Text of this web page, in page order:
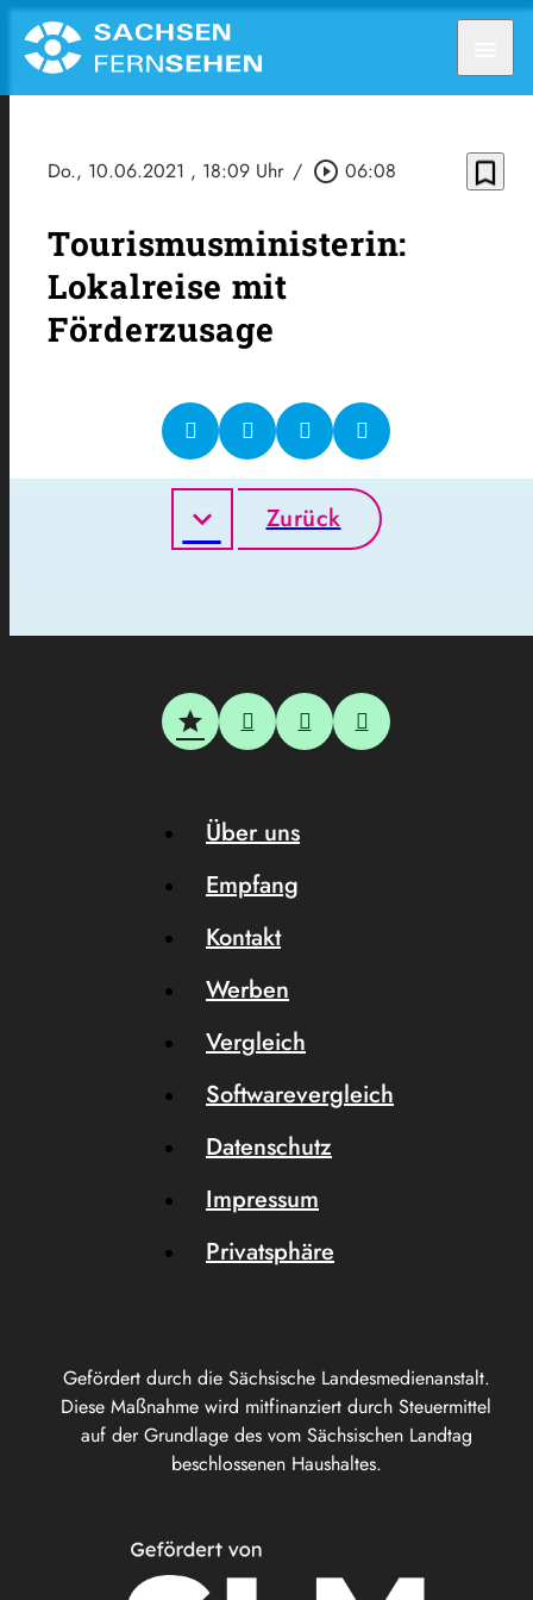
Do., 10.06.2021 , 18:09 Uhr / play_circle_outline 06:08 bookmark_border
Tourismusministerin:
Lokalreise mit
Förderzusage
Zurück
Gefördert durch die Sächsische Landesmedienanstalt.
Diese Maßnahme wird mitfinanziert durch Steuermittel
auf der Grundlage des vom Sächsischen Landtag
beschlossenen Haushaltes.
Über uns
Empfang
Kontakt
Werben
Vergleich
Softwarevergleich
Datenschutz
Impressum
Privatsphäre